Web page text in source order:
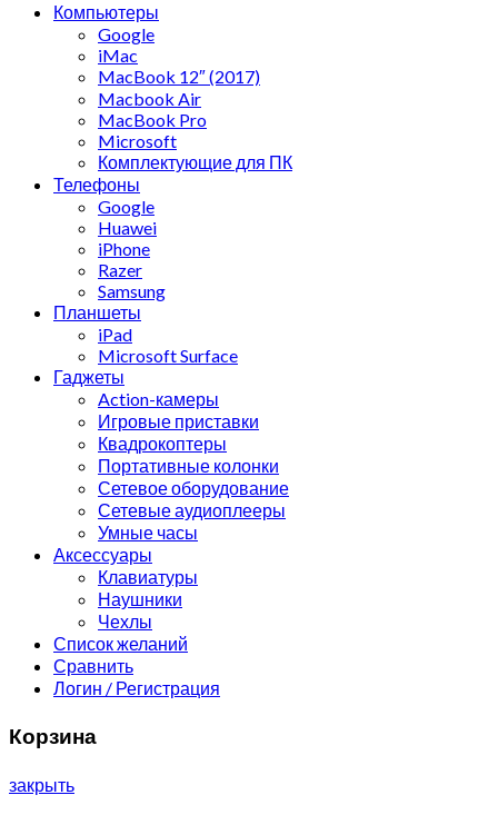
Компьютеры
Google
iMac
MacBook 12″ (2017)
Macbook Air
MacBook Pro
Microsoft
Комплектующие для ПК
Телефоны
Google
Huawei
iPhone
Razer
Samsung
Планшеты
iPad
Microsoft Surface
Гаджеты
Action-камеры
Игровые приставки
Квадрокоптеры
Портативные колонки
Сетевое оборудование
Сетевые аудиоплееры
Умные часы
Аксессуары
Клавиатуры
Наушники
Чехлы
Список желаний
Сравнить
Логин / Регистрация
Корзина
закрыть